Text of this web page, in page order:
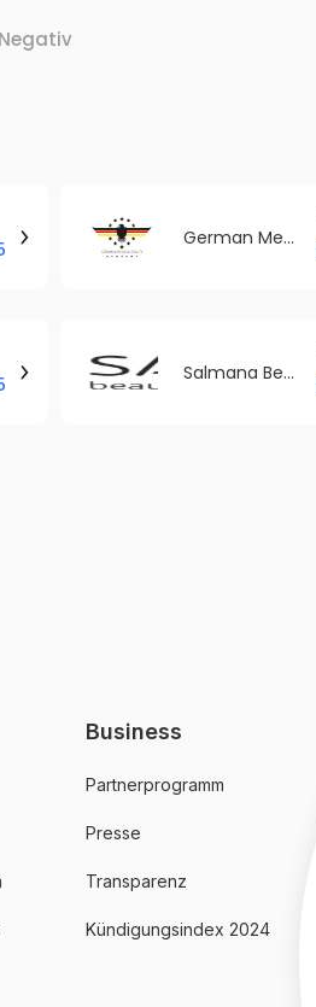
Negativ
German Medical Beauty Academy
Salmana Beauty Academy GmbH
Business
Partnerprogramm
Presse
Transparenz
Kündigungsindex 2024